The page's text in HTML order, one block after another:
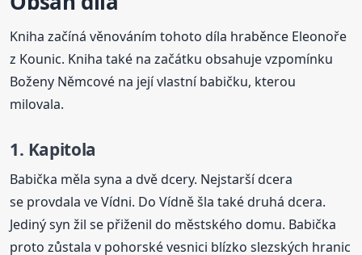
Kniha začíná věnováním tohoto díla hraběnce Eleonoře
z Kounic. Kniha také na začátku obsahuje vzpomínku
Boženy Němcové na její vlastní babičku, kterou
milovala.
1. Kapitola
Babička měla syna a dvě dcery. Nejstarší dcera
se provdala ve Vídni. Do Vídně šla také druhá dcera.
Jediný syn žil se přiženil do městského domu. Babička
proto zůstala v pohorské vesnici blízko slezských hranic